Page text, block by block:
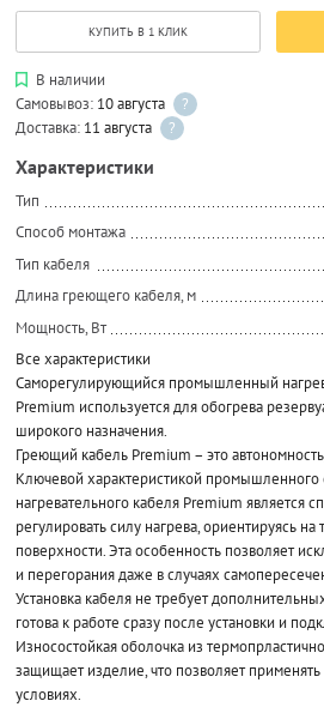
КУПИТЬ В 1 КЛИК
В наличии
Самовывоз: 10 августа
?
Доставка: 11 августа ?
Характеристики
Тип
Способ монтажа
Тип кабеля
Длина греющего кабеля, м
Мощность, Вт
Все характеристики
Саморегулирующийся промышленный
Premium используется для обогрева
широкого назначения.
Греющий кабель Premium – это
Ключевой характеристикой
нагревательного кабеля Premium является
регулировать силу нагрева, ориентируясь
поверхности. Эта особенность позволяет
и перегорания даже в случаях
Установка кабеля не требует
готова к работе сразу после установки и
Износостойкая оболочка из
защищает изделие, что позволяет
условиях.